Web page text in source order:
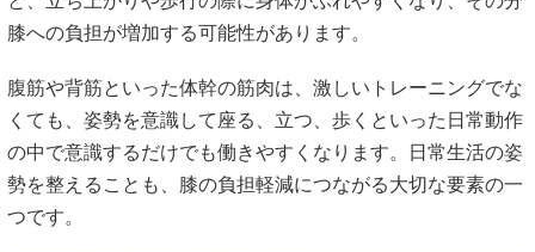
膝への負担が増加する可能性があります。
腹筋や背筋といった体幹の筋肉は、激しいトレーニングでな
くても、姿勢を意識して座る、立つ、歩くといった日常動作
の中で意識するだけでも働きやすくなります。日常生活の姿
勢を整えることも、膝の負担軽減につながる大切な要素の一
つです。